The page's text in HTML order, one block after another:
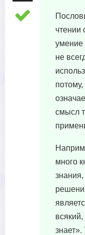
чтении
умение
не
потому,
смысл
много
знания,
всякий,
знает».